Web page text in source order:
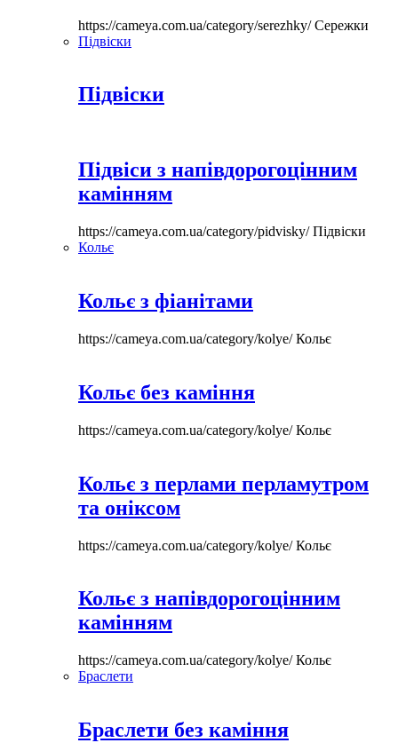
https://cameya.com.ua/category/serezhky/Сережки
Підвіски
Підвіски
Підвіси з напівдорогоцінним
камінням
https://cameya.com.ua/category/pidvisky/Підвіски
Кольє
Кольє з фіанітами
https://cameya.com.ua/category/kolye/Кольє
Кольє без каміння
https://cameya.com.ua/category/kolye/Кольє
Кольє з перлами перламутром
та оніксом
https://cameya.com.ua/category/kolye/Кольє
Кольє з напівдорогоцінним
камінням
https://cameya.com.ua/category/kolye/Кольє
Браслети
Браслети без каміння